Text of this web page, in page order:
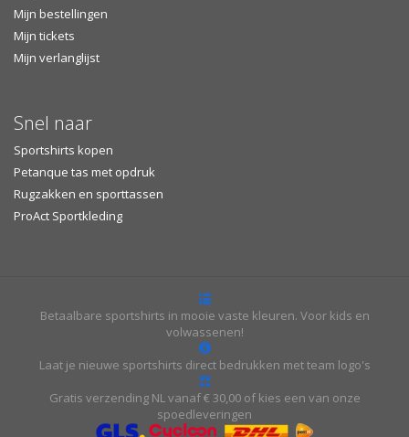
Mijn bestellingen
Mijn tickets
Mijn verlanglijst
Snel naar
Sportshirts kopen
Petanque tas met opdruk
Rugzakken en sporttassen
ProAct Sportkleding
Betaalbare sportshirts in mooie vaste kleuren. Voor kids en
volwassenen!
Laat je nieuwe sportshirts direct bedrukken met team logo's
Gratis verzending NL vanaf € 30,00 of kies een van onze
spoedleveringen